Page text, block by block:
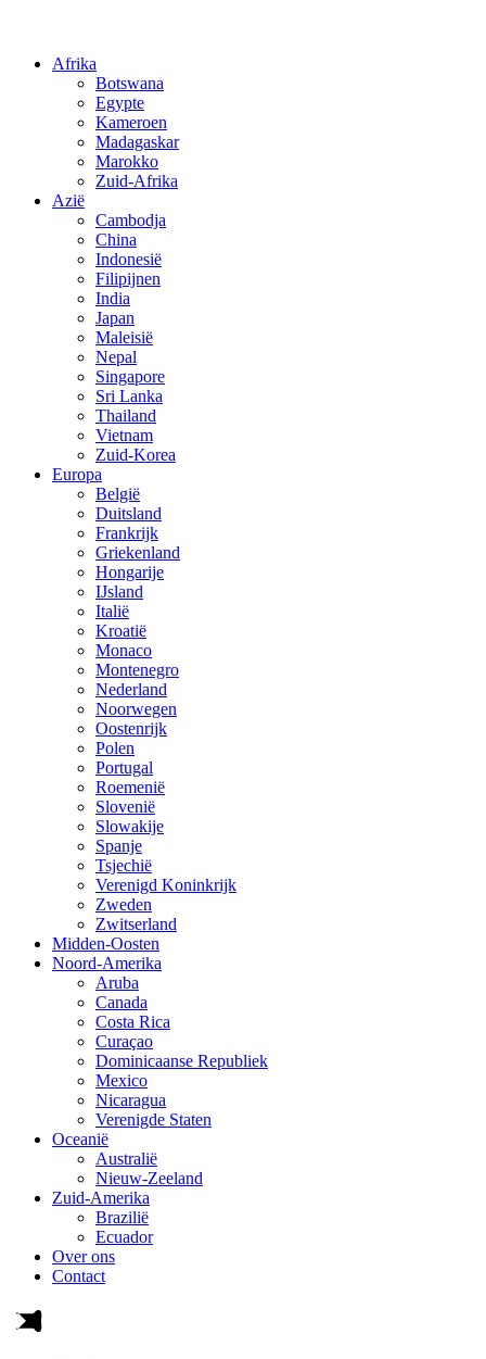
Afrika
Botswana
Egypte
Kameroen
Madagaskar
Marokko
Zuid-Afrika
Azië
Cambodja
China
Indonesië
Filipijnen
India
Japan
Maleisië
Nepal
Singapore
Sri Lanka
Thailand
Vietnam
Zuid-Korea
Europa
België
Duitsland
Frankrijk
Griekenland
Hongarije
IJsland
Italië
Kroatië
Monaco
Montenegro
Nederland
Noorwegen
Oostenrijk
Polen
Portugal
Roemenië
Slovenië
Slowakije
Spanje
Tsjechië
Verenigd Koninkrijk
Zweden
Zwitserland
Midden-Oosten
Noord-Amerika
Aruba
Canada
Costa Rica
Curaçao
Dominicaanse Republiek
Mexico
Nicaragua
Verenigde Staten
Oceanië
Australië
Nieuw-Zeeland
Zuid-Amerika
Brazilië
Ecuador
Over ons
Contact